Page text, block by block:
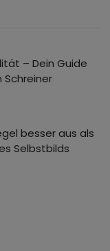
– Dein Guide
Schreiner
besser aus als
Selbstbilds